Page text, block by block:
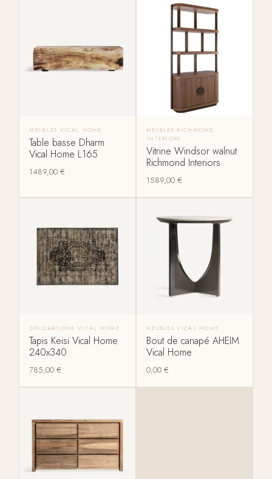
MEUBLES VICAL HOME
Table basse Dharm
Vical Home L165
1489,00€
MEUBLES RICHMOND
INTERIORS
Vitrine Windsor walnut
Richmond Interiors
1589,00 €
DÉCORATIONS VICAL HOME
Tapis Keisi Vical Home
240x340
785,00€
MEUBLES VICAL HOME
Bout de canapé AHEIM
Vical Home
0,00 €